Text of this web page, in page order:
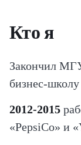
Кто я
Закончил
бизнес-
2012-2015
«PepsiCo» и